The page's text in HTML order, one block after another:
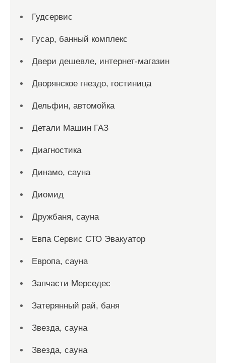
Гудсервис
Гусар, банный комплекс
Двери дешевле, интернет-магазин
Дворянское гнездо, гостиница
Дельфин, автомойка
Детали Машин ГАЗ
Диагностика
Динамо, сауна
Диомид
Дружбаня, сауна
Евпа Сервис СТО Эвакуатор
Европа, сауна
Запчасти Мерседес
Затерянный рай, баня
Звезда, сауна
Звезда, сауна